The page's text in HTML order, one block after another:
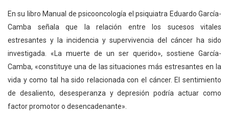
En su libro Manual de psicooncología el psiquiatra Eduardo García-
Camba señala que la relación entre los sucesos vitales
estresantes y la incidencia y supervivencia del cáncer ha sido
investigada. «La muerte de un ser querido», sostiene García-
Camba, «constituye una de las situaciones más estresantes en la
vida y como tal ha sido relacionada con el cáncer. El sentimiento
de desaliento, desesperanza y depresión podría actuar como
factor promotor o desencadenante».